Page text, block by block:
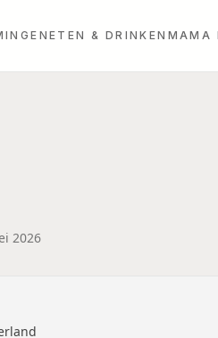
ETEN & DRINKEN MAMA
2026